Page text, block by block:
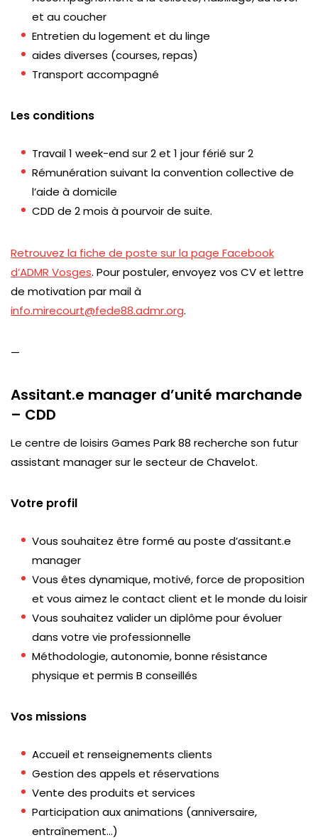
et au coucher
Entretien du logement et du linge
aides diverses (courses, repas)
Transport accompagné
Les conditions
Travail 1 week-end sur 2 et 1 jour férié sur 2
Rémunération suivant la convention collective de
l’aide à domicile
CDD de 2 mois à pourvoir de suite.
Retrouvez la fiche de poste sur la page Facebook
d’ADMR Vosges. Pour postuler, envoyez vos CV et lettre
de motivation par mail à
info.mirecourt@fede88.admr.org.
—
Assitant.e manager d’unité marchande
– CDD
Le centre de loisirs Games Park 88 recherche son futur
assistant manager sur le secteur de Chavelot.
Votre profil
Vous souhaitez être formé au poste d’assitant.e
manager
Vous êtes dynamique, motivé, force de proposition
et vous aimez le contact client et le monde du loisir
Vous souhaitez valider un diplôme pour évoluer
dans votre vie professionnelle
Méthodologie, autonomie, bonne résistance
physique et permis B conseillés
Vos missions
Accueil et renseignements clients
Gestion des appels et réservations
Vente des produits et services
Participation aux animations (anniversaire,
entraînement…)